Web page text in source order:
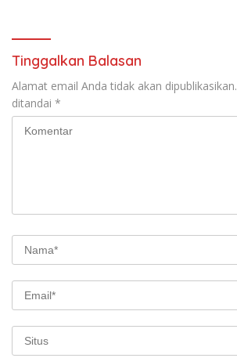
Tinggalkan Balasan
Alamat email Anda tidak akan dipublikasikan.
ditandai *